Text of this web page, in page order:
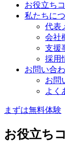
お役立ち
私たちに
代表
会社
支援
採用
お問い合
お問
よく
まずは無料体験
お役立ち